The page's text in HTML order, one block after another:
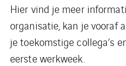
Hier vind je meer
organisatie, kan je vooraf
je toekomstige collega’s
eerste werkweek.